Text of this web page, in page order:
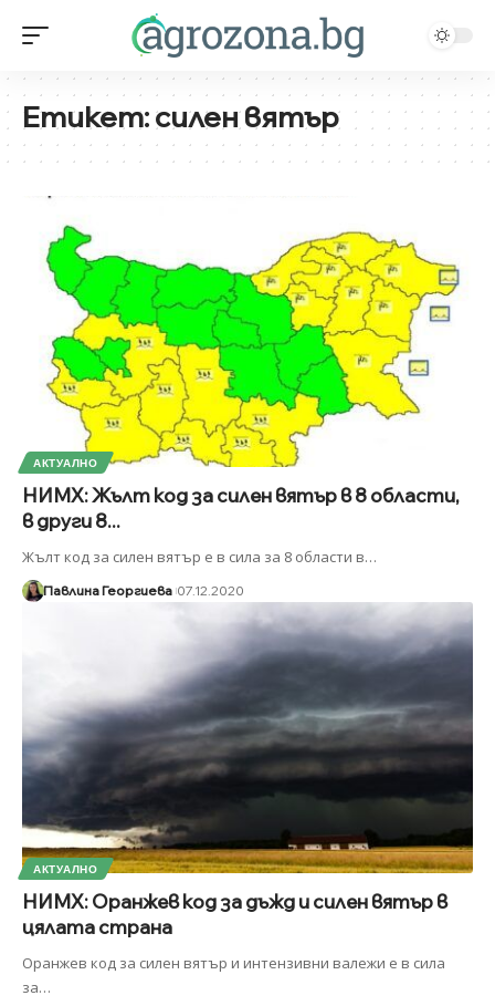
Етикет:силен вятър
АКТУАЛНО
НИМХ: Жълт код за силен вятър в 8 области,
в други 8...
Жълт код за силен вятър е в сила за 8 области в…
Павлина Георгиева 07.12.2020
АКТУАЛНО
НИМХ: Оранжев код за дъжд и силен вятър в
цялата страна
Оранжев код за силен вятър и интензивни валежи е в сила
за…